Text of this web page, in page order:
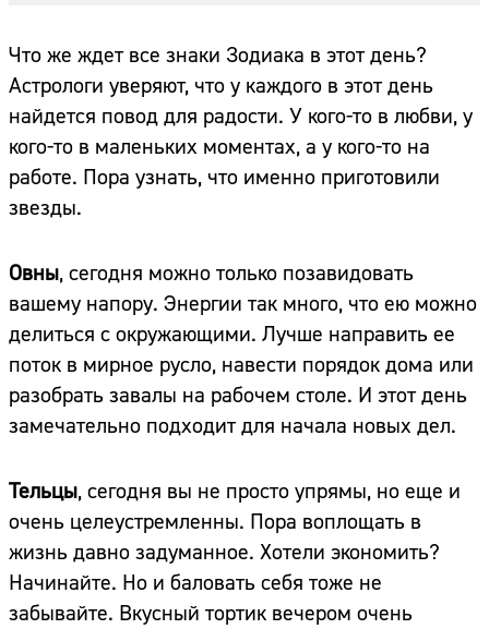
Что же ждет все знаки Зодиака в этот день?
Астрологи уверяют, что у каждого в этот день
найдется повод для радости. У кого-то в любви, у
кого-то в маленьких моментах, а у кого-то на
работе. Пора узнать, что именно приготовили
звезды.
Овны, сегодня можно только позавидовать
вашему напору. Энергии так много, что ею можно
делиться с окружающими. Лучше направить ее
поток в мирное русло, навести порядок дома или
разобрать завалы на рабочем столе. И этот день
замечательно подходит для начала новых дел.
Тельцы, сегодня вы не просто упрямы, но еще и
очень целеустремленны. Пора воплощать в
жизнь давно задуманное. Хотели экономить?
Начинайте. Но и баловать себя тоже не
забывайте. Вкусный тортик вечером очень